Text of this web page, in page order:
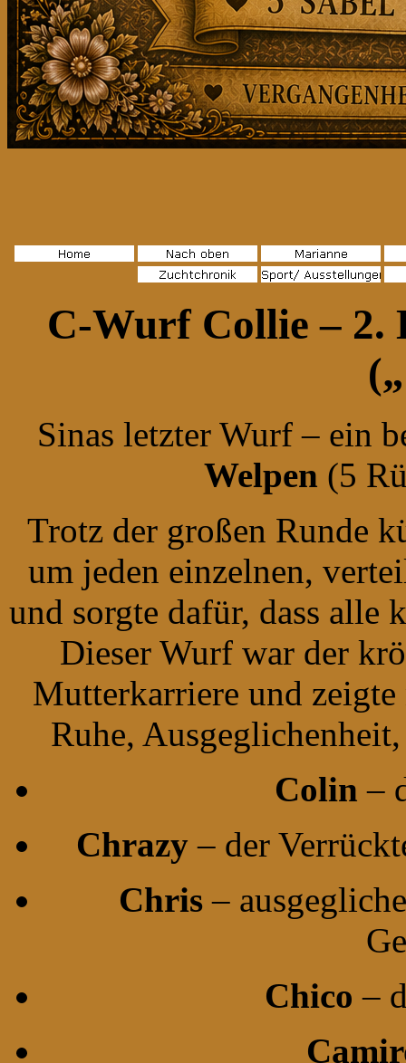
C-Wurf Collie – 2.
Sinas letzter Wurf – ein
Welpen (5
Trotz der großen Runde
um jeden einzelnen,
und sorgte dafür, dass alle
Dieser Wurf war der
Mutterkarriere und
Ruhe,
Colin –
Chrazy – der
Chris–
Chico –